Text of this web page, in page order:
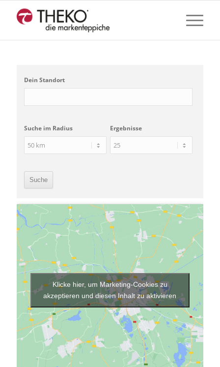
Dein Standort
Suche im Radius Ergebnisse
Klicke hier, um Marketing-Cookies zu
akzeptieren und diesen Inhalt zu aktivieren